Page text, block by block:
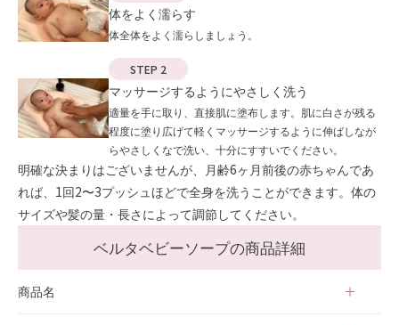
体をよく濡らす
体全体をよく濡らしましょう。
STEP 2
マッサージするようにやさしく洗う
適量を手に取り、直接肌に塗布します。肌に白さが残る
程度に塗り広げて軽くマッサージするように伸ばしなが
らやさしくなで洗い、十分にすすいでください。
明確な決まりはございませんが、月齢6ヶ月前後の赤ちゃんであ
れば、1回2〜3プッシュほどで全身を洗うことができます。体の
サイズや髪の量・長さによって調節してください。
ベルタベビーソープの商品詳細
商品名